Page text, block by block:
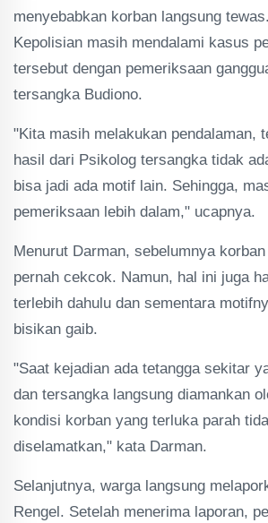
menyebabkan korban langsung
Kepolisian masih mendalami kasus
tersebut dengan pemeriksaan
tersangka Budiono.
"Kita masih melakukan pendalaman,
hasil dari Psikolog tersangka tidak
bisa jadi ada motif lain. Sehingga,
pemeriksaan lebih dalam," ucapnya.
Menurut Darman, sebelumnya
pernah cekcok. Namun, hal ini juga
terlebih dahulu dan sementara
bisikan gaib.
"Saat kejadian ada tetangga sekitar
dan tersangka langsung diamankan
kondisi korban yang terluka parah
diselamatkan," kata Darman.
Selanjutnya, warga langsung
Rengel. Setelah menerima laporan,